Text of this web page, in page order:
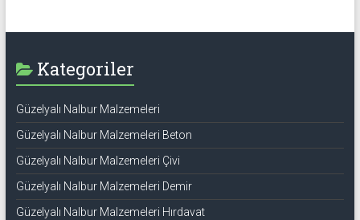
Kategoriler
Güzelyalı Nalbur Malzemeleri
Güzelyalı Nalbur Malzemeleri Beton
Güzelyalı Nalbur Malzemeleri Çivi
Güzelyalı Nalbur Malzemeleri Demir
Güzelyalı Nalbur Malzemeleri Hırdavat